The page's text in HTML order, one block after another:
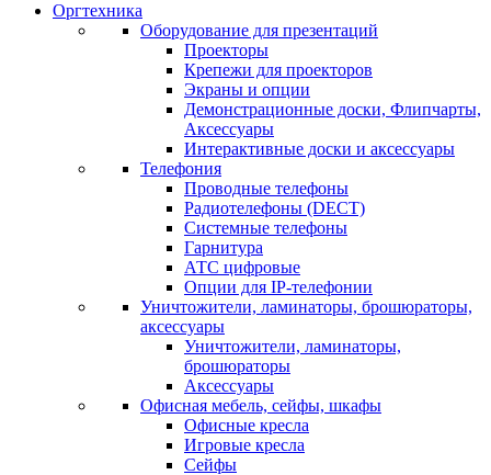
Оргтехника
Оборудование для презентаций
Проекторы
Крепежи для проекторов
Экраны и опции
Демонстрационные доски, Флипчарты,
Аксессуары
Интерактивные доски и аксессуары
Телефония
Проводные телефоны
Радиотелефоны (DECT)
Системные телефоны
Гарнитура
АТС цифровые
Опции для IP-телефонии
Уничтожители, ламинаторы, брошюраторы,
аксессуары
Уничтожители, ламинаторы,
брошюраторы
Аксессуары
Офисная мебель, сейфы, шкафы
Офисные кресла
Игровые кресла
Сейфы